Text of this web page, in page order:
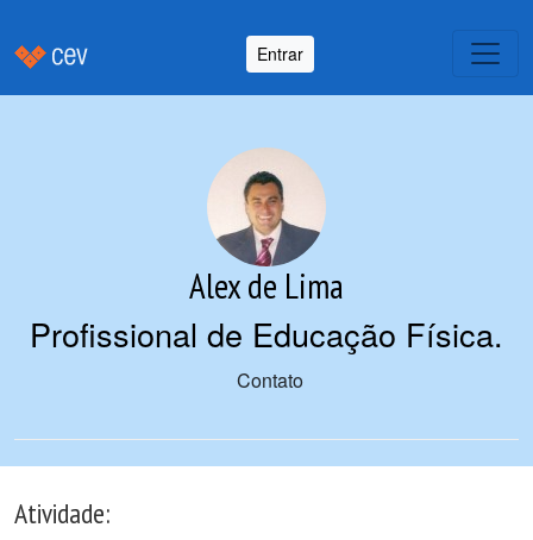
Entrar
Alex de Lima
Profissional de Educação Física.
Contato
Atividade: